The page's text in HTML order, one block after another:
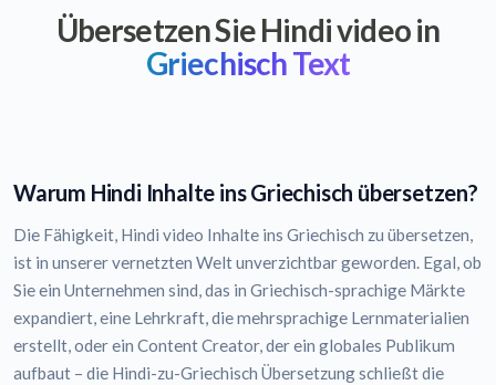
Übersetzen Sie Hindi video in
Griechisch Text
Warum Hindi Inhalte ins Griechisch übersetzen?
Die Fähigkeit, Hindi video Inhalte ins Griechisch zu übersetzen,
ist in unserer vernetzten Welt unverzichtbar geworden. Egal, ob
Sie ein Unternehmen sind, das in Griechisch-sprachige Märkte
expandiert, eine Lehrkraft, die mehrsprachige Lernmaterialien
erstellt, oder ein Content Creator, der ein globales Publikum
aufbaut – die Hindi-zu-Griechisch Übersetzung schließt die